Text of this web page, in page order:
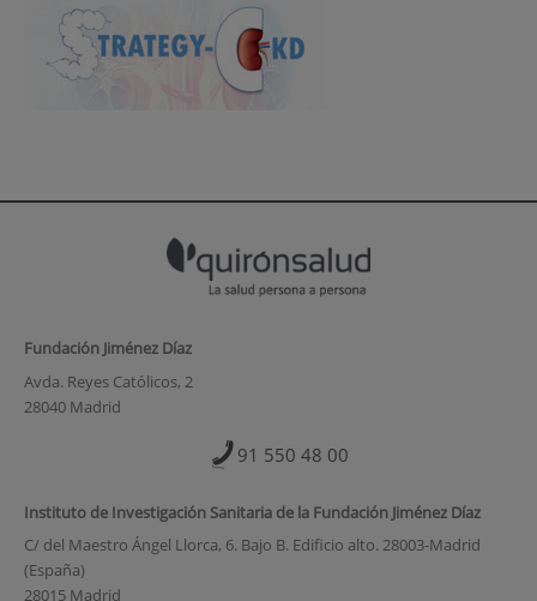
Fundación Jiménez Díaz
Avda. Reyes Católicos, 2
28040 Madrid
91 550 48 00
Instituto de Investigación Sanitaria de la Fundación Jiménez Díaz
C/ del Maestro Ángel Llorca, 6. Bajo B. Edificio alto. 28003-Madrid
(España)
28015 Madrid